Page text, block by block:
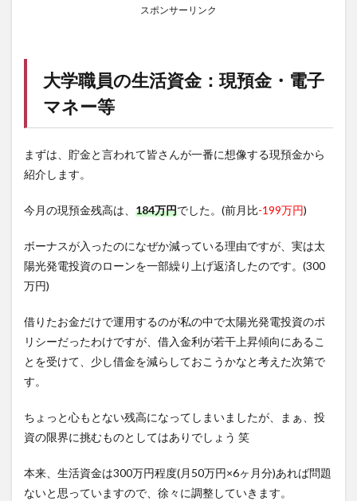
スポンサーリンク
大学職員の生活資金：現預金・電子
マネー等
まずは、貯金と言われて皆さんが一番に想像する現預金から
紹介します。
今月の現預金残高は、 184万円でした。(前月比-199万円)
ボーナスが入ったのになぜか減っている理由ですが、実は太
陽光発電投資のローンを一部繰り上げ返済したのです。(300
万円)
借りたお金だけで運用するのが私の中で太陽光発電投資のポ
リシーだったわけですが、借入金利が若干上昇傾向にあるこ
とを受けて、少し借金を減らしておこうかなと考えた次第で
す。
ちょっと心もとない残高になってしまいましたが、まぁ、投
資の限界に挑むものとしてはありでしょう 笑
本来、生活資金は300万円程度(月50万円×6ヶ月分)あれば問題
ないと思っていますので、徐々に調整していきます。